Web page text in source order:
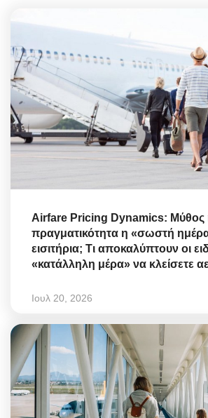
Airfare Pricing Dynamics: Μύθος
πραγματικότητα η «σωστή
εισιτήρια; Τι αποκαλύπτουν οι
«κατάλληλη μέρα» να κλείσετε
Ιουλ 20, 2026